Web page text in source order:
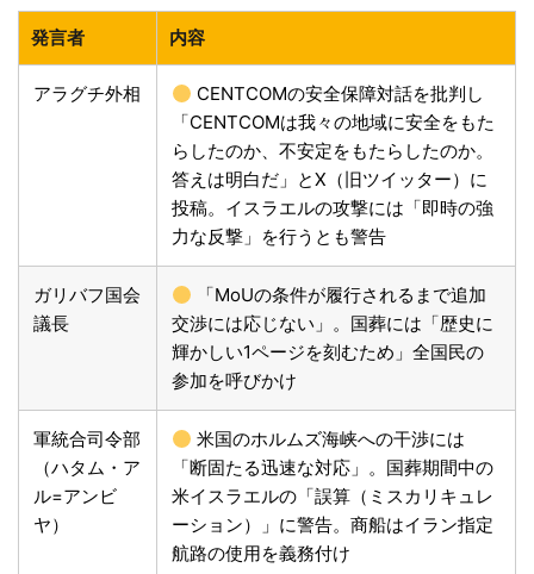
発言者 内容
アラグチ外相
CENTCOMの安全保障対話を批判し
「CENTCOMは我々の地域に安全をもた
らしたのか、不安定をもたらしたのか。
答えは明白だ」とX（旧ツイッター）に
投稿。イスラエルの攻撃には「即時の強
力な反撃」を行うとも警告
ガリバフ国会
議長
「MoUの条件が履行されるまで追加
交渉には応じない」。国葬には「歴史に
輝かしい1ページを刻むため」全国民の
参加を呼びかけ
軍統合司令部
（ハタム・ア
ル=アンビ
ヤ）
米国のホルムズ海峡への干渉には
「断固たる迅速な対応」。国葬期間中の
米イスラエルの「誤算（ミスカリキュレ
ーション）」に警告。商船はイラン指定
航路の使用を義務付け